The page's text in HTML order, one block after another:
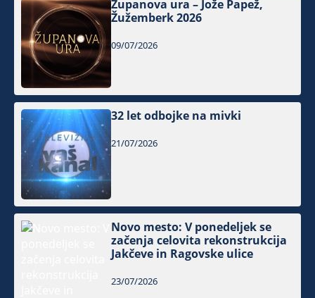
Županova ura – Jože Papež,
Žužemberk 2026
09/07/2026
32 let odbojke na mivki
21/07/2026
Novo mesto: V ponedeljek se
začenja celovita rekonstrukcija
Jakčeve in Ragovske ulice
23/07/2026